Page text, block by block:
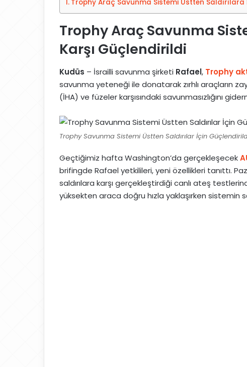
d
i
a
g
n
d
e
Trophy Araç Savunma Sistemi Üstten Saldırılara
Trophy Araç Savunma
Karşı Güçlendirildi
Kudüs – İsrailli savunma şirketi Rafael, Trophy
savunma yeteneği ile donatarak zırhlı araçların
(İHA) ve füzeler karşısındaki savunmasızlığını
Trophy Savunma Sistemi Üstten Saldırılar İçin
Geçtiğimiz hafta Washington’da gerçekleşecek
brifingde Rafael yetkilileri, yeni özellikleri tanıttı.
saldırılara karşı gerçekleştirdiği canlı ateş
yüksekten araca doğru hızla yaklaşırken